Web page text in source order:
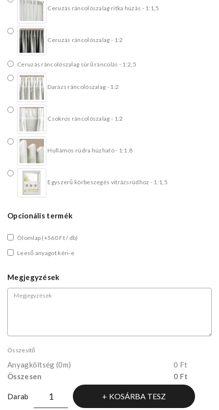
Ceruzás ráncolószalag ritka húzás - 1:1,5
Ceruzás ráncolószalag - 1:2
Ceruzás ráncolószalag sürű ráncolás - 1:2,5
Darázs ráncolószalag - 1:2
Csokros ráncolószalag - 1:2
Hullámos rúdra húzható - 1:1,8
Egyszerű körbeszegés vitrázsrúdhoz - 1:1,5
Opcionális termék
Ólomlap (+560 Ft / db)
Leeső anyagot kéri-e
Megjegyzések
Összesítő
Anyagköltség (0m)
0 Ft
Összesen
0 Ft
Darab KOSÁRBA TESZ